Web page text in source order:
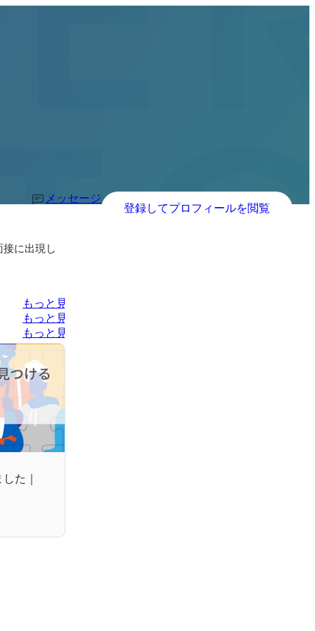
メッセージ
登録してプロフィールを閲覧
に出現し
もっと見る
もっと見る
もっと見る
た｜